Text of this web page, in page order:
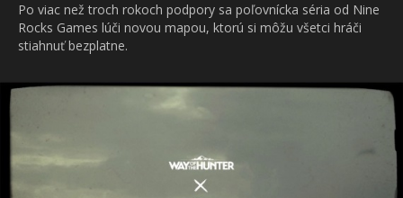
Po viac než troch rokoch podpory sa poľovnícka séria od Nine
Rocks Games lúči novou mapou, ktorú si môžu všetci hráči
stiahnuť bezplatne.